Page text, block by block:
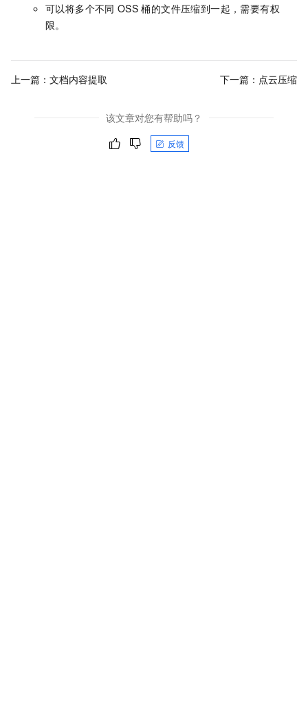
可以将多个不同 OSS 桶的文件压缩到一起，需要有权
限。
上一篇： 文档内容提取 下一篇： 点云压缩
该文章对您有帮助吗？
反馈